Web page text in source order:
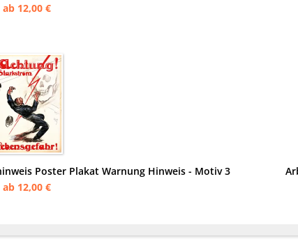
ab 12,00 €
Poster Plakat Warnung Hinweis - Motiv 3
ab 12,00 €